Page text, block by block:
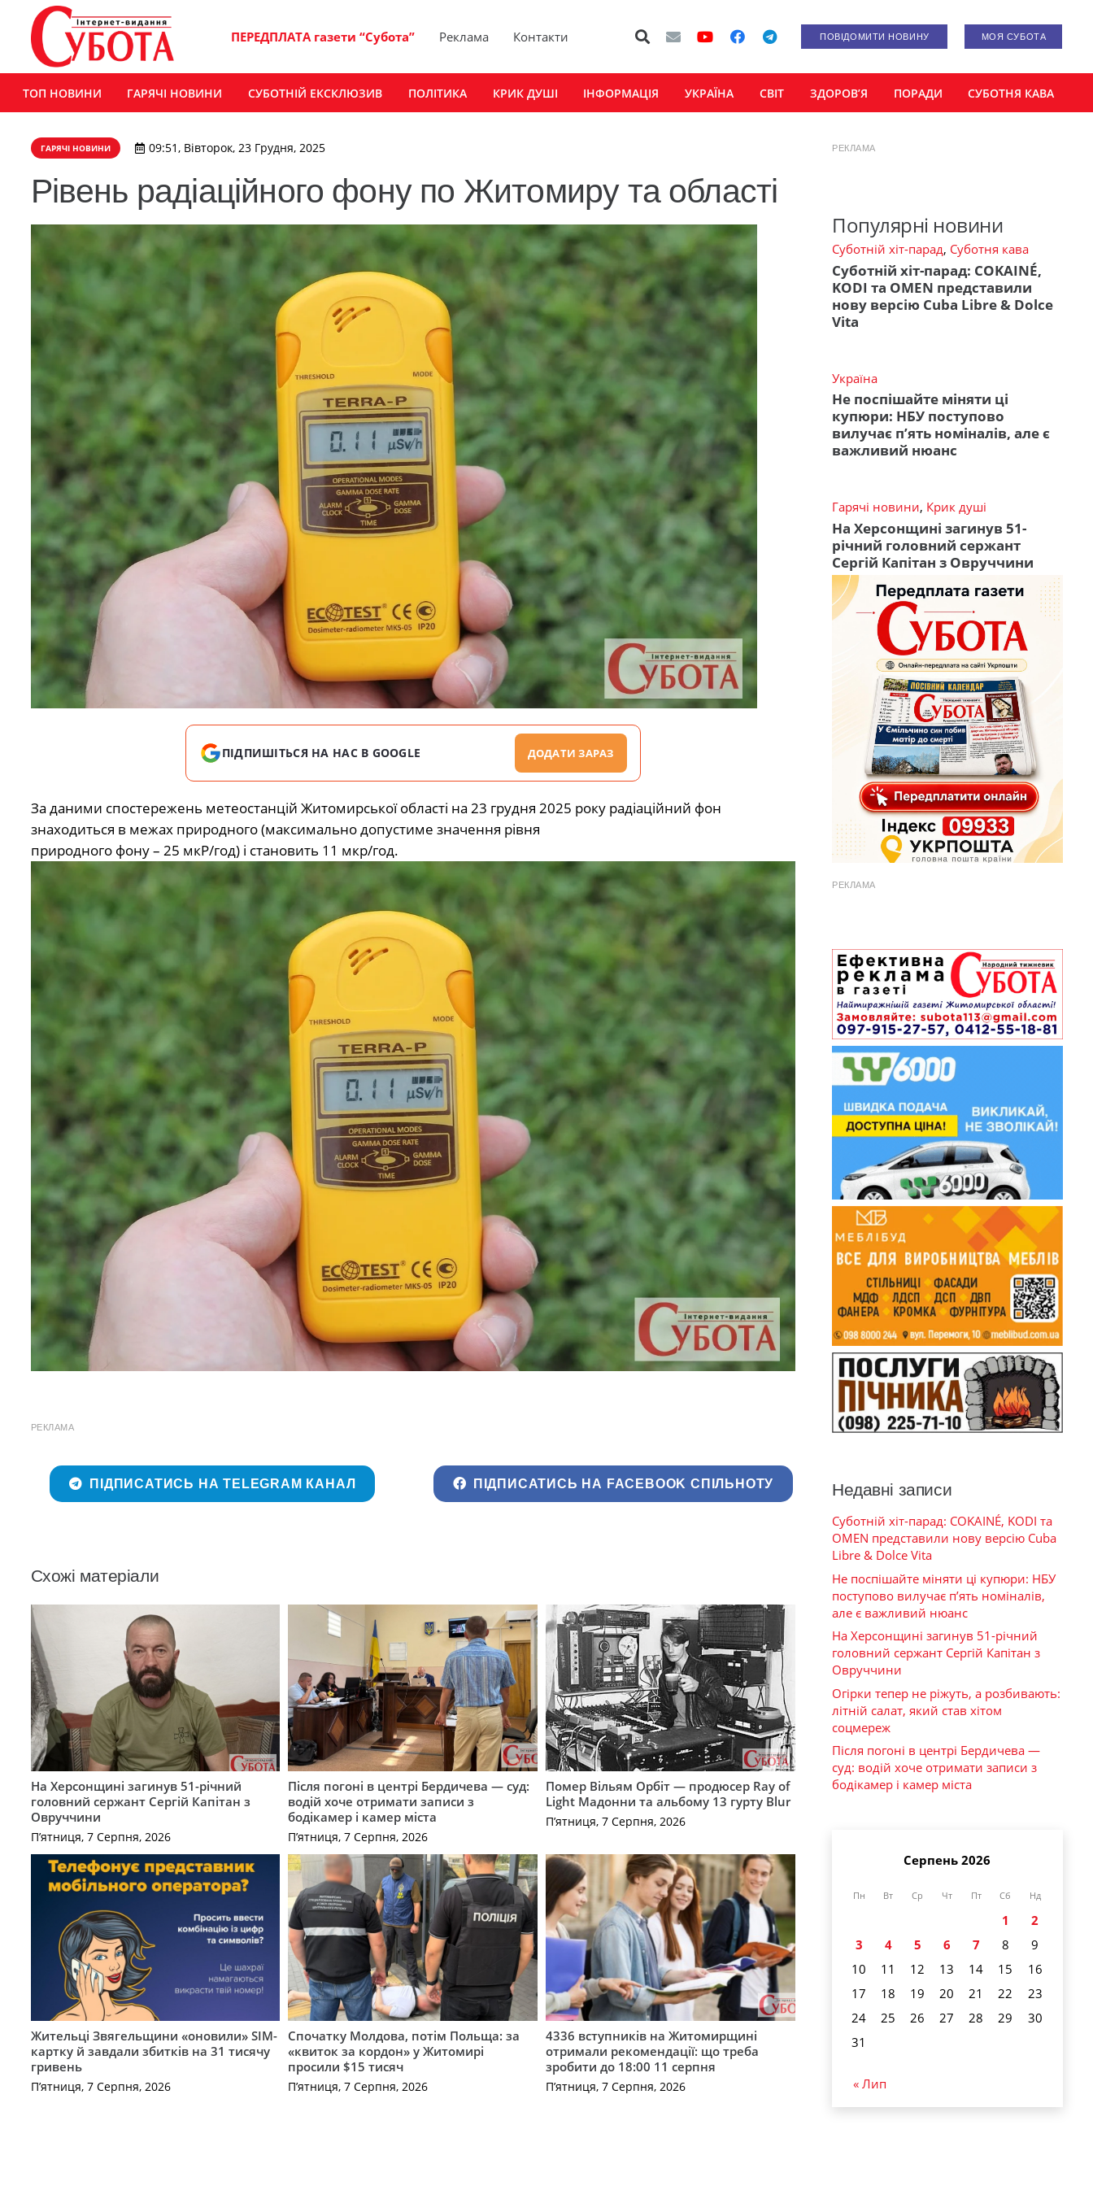
ПЕРЕДПЛАТА газети “Субота” Реклама Контакти ПОВІДОМИТИ НОВИНУ МОЯ СУБОТА
ТОП НОВИНИ ГАРЯЧІ НОВИНИ СУБОТНІЙ ЕКСКЛЮЗИВ ПОЛІТИКА КРИК ДУШІ ІНФОРМАЦІЯ УКРАЇНА СВІТ ЗДОРОВ’Я ПОРАДИ СУБОТНЯ КАВА
ГАРЯЧІ НОВИНИ 09:51, Вівторок, 23 Грудня, 2025
Рівень радіаційного фону по Житомиру та області
ПІДПИШІТЬСЯ НА НАС В GOOGLE ДОДАТИ ЗАРАЗ
За даними спостережень метеостанцій Житомирської області на 23 грудня 2025 року радіаційний фон
знаходиться в межах природного (максимально допустиме значення рівня
природного фону – 25 мкР/год) і становить 11 мкр/год.
РЕКЛАМА
ПІДПИСАТИСЬ НА TELEGRAM КАНАЛ ПІДПИСАТИСЬ НА FACEBOOK СПІЛЬНОТУ
Схожі матеріали
На Херсонщині загинув 51-річний
головний сержант Сергій Капітан з
Овруччини
П’ятниця, 7 Серпня, 2026
Після погоні в центрі Бердичева — суд:
водій хоче отримати записи з
бодікамер і камер міста
П’ятниця, 7 Серпня, 2026
Помер Вільям Орбіт — продюсер Ray of
Light Мадонни та альбому 13 гурту Blur
П’ятниця, 7 Серпня, 2026
Жительці Звягельщини «оновили» SIM-
картку й завдали збитків на 31 тисячу
гривень
П’ятниця, 7 Серпня, 2026
Спочатку Молдова, потім Польща: за
«квиток за кордон» у Житомирі
просили $15 тисяч
П’ятниця, 7 Серпня, 2026
4336 вступників на Житомирщині
отримали рекомендації: що треба
зробити до 18:00 11 серпня
П’ятниця, 7 Серпня, 2026
РЕКЛАМА
Популярні новини
Суботній хіт-парад, Суботня кава
Суботній хіт-парад: COKAINÉ,
KODI та OMEN представили
нову версію Cuba Libre & Dolce
Vita
Україна
Не поспішайте міняти ці
купюри: НБУ поступово
вилучає п’ять номіналів, але є
важливий нюанс
Гарячі новини, Крик душі
На Херсонщині загинув 51-
річний головний сержант
Сергій Капітан з Овруччини
РЕКЛАМА
Недавні записи
Суботній хіт-парад: COKAINÉ, KODI та
OMEN представили нову версію Cuba
Libre & Dolce Vita
Не поспішайте міняти ці купюри: НБУ
поступово вилучає п’ять номіналів,
але є важливий нюанс
На Херсонщині загинув 51-річний
головний сержант Сергій Капітан з
Овруччини
Огірки тепер не ріжуть, а розбивають:
літній салат, який став хітом
соцмереж
Після погоні в центрі Бердичева —
суд: водій хоче отримати записи з
бодікамер і камер міста
Серпень 2026
Пн Вт Ср Чт Пт Сб Нд
1
2
3
4 5 6 7 8
9
10
11 12 13 14 15
16
17
18 19 20 21 22
23
24
25 26 27 28 29
30
31
« Лип